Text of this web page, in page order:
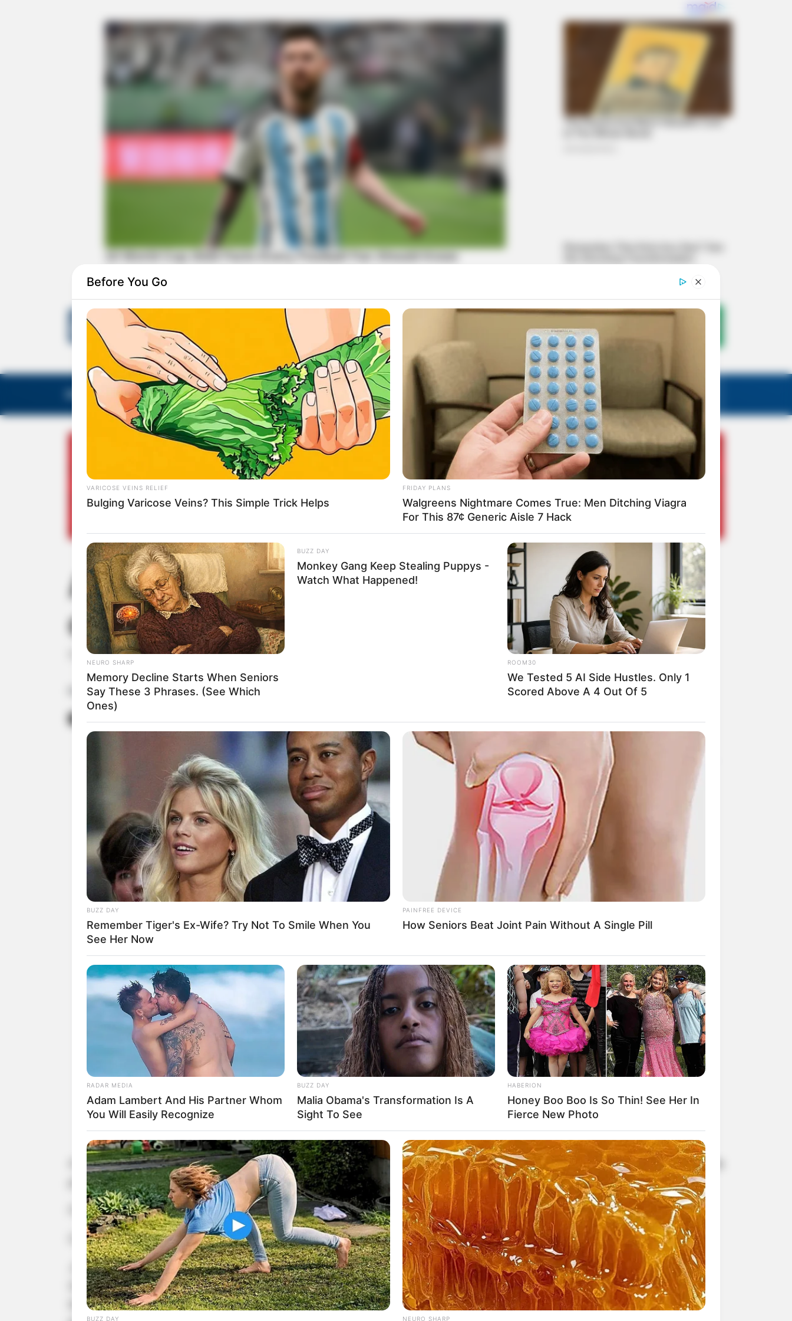
EDITORIAS GALERIA DE FOTOS NOTA DE FALECIMENTO FALE CONOSCO
Associação Comercial realiza sorteio do Dia
dos Pais
Foram sorteados quatro vales-compra de R$500,00, uma bicicleta aro 29 e um vale-compra de R$1.000,00
Fonte: Associação Comercial
A Associação Comercial e Empresarial de Paraguaçu Paulista realizou no último sábado, dia 17, o sorteio do Dia dos Pais da
promoção "Sou Mais Paraguaçu" .
Foram sorteados quatro vales-compra de R$500,00, uma bicicleta aro 29 e um vale-compra de R$1.000,00.
Confira os ganhadores:
José Luiz - R$ 500,00 - Supermercado Tá Barato II
Ilza de Araújo - R$ 500,00 - Drogaria Unifarma do Toshio
Renata Souza Anunciato - R$ 500,00 - Supermercado Compre Center
Before You Go
VARICOSE VEINS RELIEF
Bulging Varicose Veins? This Simple Trick Helps
FRIDAY PLANS
Walgreens Nightmare Comes True: Men Ditching Viagra
For This 87¢ Generic Aisle 7 Hack
NEURO SHARP
Memory Decline Starts When Seniors
Say These 3 Phrases. (See Which
Ones)
BUZZ DAY
Monkey Gang Keep Stealing Puppys -
Watch What Happened!
ROOM30
We Tested 5 AI Side Hustles. Only 1
Scored Above A 4 Out Of 5
BUZZ DAY
Remember Tiger's Ex-Wife? Try Not To Smile When You
See Her Now
PAINFREE DEVICE
How Seniors Beat Joint Pain Without A Single Pill
RADAR MEDIA
Adam Lambert And His Partner Whom
You Will Easily Recognize
BUZZ DAY
Malia Obama's Transformation Is A
Sight To See
HABERION
Honey Boo Boo Is So Thin! See Her In
Fierce New Photo
BUZZ DAY NEURO SHARP